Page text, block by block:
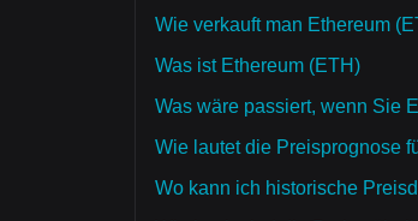
Wie verkauft man Ethereum
Was ist Ethereum (ETH)
Was wäre passiert, wenn Sie
Wie lautet die Preisprognose
Wo kann ich historische